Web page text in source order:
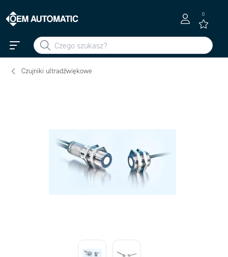
0
Czujniki ultradźwiękowe